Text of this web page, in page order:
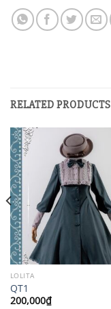
RELATED PRODUCTS
LOLITA
QT1
200,000₫